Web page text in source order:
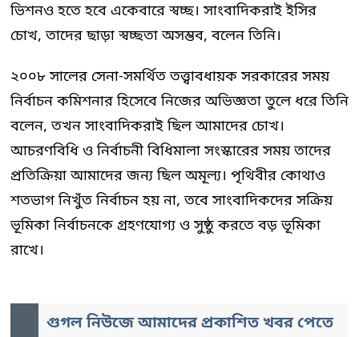
ভিশনও হতে হবে একেবারে স্বচ্ছ। সাংবাদিকরাই ইসির
চোখ, তাদের ছাড়া স্বচ্ছতা অসম্ভব, বলেন তিনি।
২০০৮ সালের সেনা-সমর্থিত তত্ত্বাবধায়ক সরকারের সময়
নির্বাচন কমিশনার হিসেবে নিজের অভিজ্ঞতা তুলে ধরে তিনি
বলেন, তখন সাংবাদিকরাই ছিল আমাদের চোখ।
আচরণবিধি ও নির্বাচনী বিধিমালা সংস্কারের সময় তাদের
প্রতিক্রিয়া আমাদের জন্য ছিল অমূল্য। পৃথিবীর কোথাও
শতভাগ নিখুঁত নির্বাচন হয় না, তবে সাংবাদিকদের সক্রিয়
ভূমিকা নির্বাচনকে গ্রহণযোগ্য ও সুষ্ঠু করতে বড় ভূমিকা
রাখে।
গুগল নিউজে আমাদের প্রকাশিত খবর পেতে